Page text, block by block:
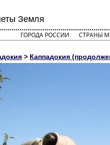
Земля
ГОРОДА РОССИИ СТРАНЫ
> Каппадокия